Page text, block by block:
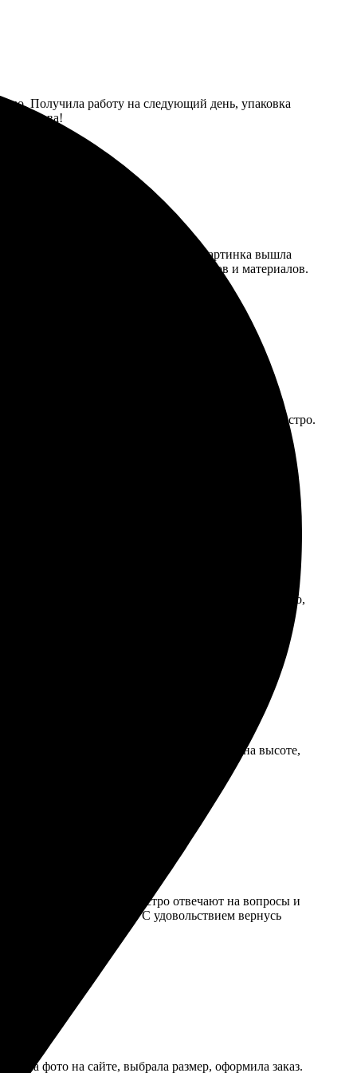
Получила работу на следующий день, упаковка
снова!
заявки не заняло много времени. Картинка вышла
Огромный выбор форматов и материалов.
службы поддержки порадовала — ответили быстро.
всем, кто ценит хорошую печать.
фото, загружаешь, указываешь размеры.
великолепный результат. Холст выглядит стильно,
ответил на вопросы. Качество печати на высоте,
Менеджеры быстро отвечают на вопросы и
яркие и насыщенные. С удовольствием вернусь
фото на сайте, выбрала размер, оформила заказ.